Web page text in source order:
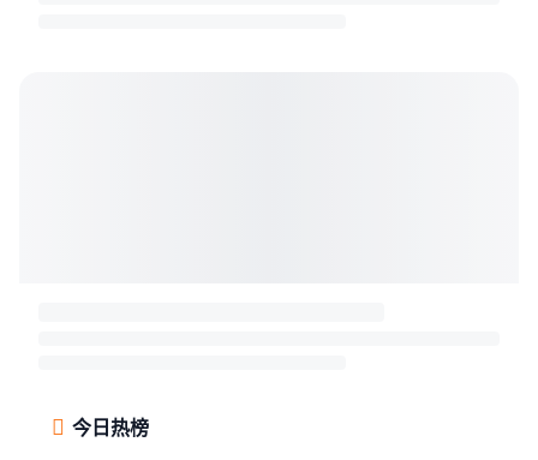
今日热榜